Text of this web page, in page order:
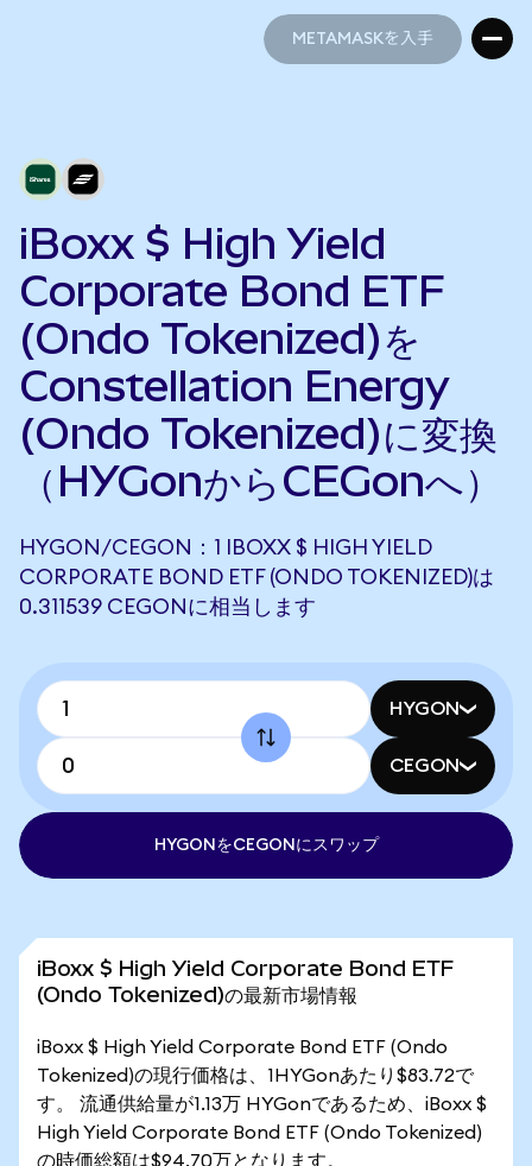
METAMASKを入手
iBoxx $ High Yield
Corporate Bond ETF
(Ondo Tokenized)を
Constellation Energy
(Ondo Tokenized)に変換
（HYGonからCEGonへ）
HYGON/CEGON：1 IBOXX $ HIGH YIELD
CORPORATE BOND ETF (ONDO TOKENIZED)は
0.311539 CEGONに相当します
HYGON
CEGON
HYGONをCEGONにスワップ
iBoxx $ High Yield Corporate Bond ETF
(Ondo Tokenized)の最新市場情報
iBoxx $ High Yield Corporate Bond ETF (Ondo
Tokenized)の現行価格は、1HYGonあたり$83.72で
す。 流通供給量が1.13万 HYGonであるため、iBoxx $
High Yield Corporate Bond ETF (Ondo Tokenized)
の時価総額は$94.70万となります。